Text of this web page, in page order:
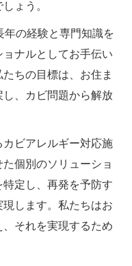
ょう。
の経験と専門知識を
ナルとしてお手伝い
ちの目標は、お住ま
、カビ問題から解放
ビアレルギー対応施
個別のソリューショ
定し、再発を予防す
します。私たちはお
それを実現するため